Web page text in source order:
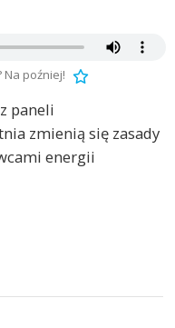
Na poźniej!
paneli
zmienią się zasady
energii